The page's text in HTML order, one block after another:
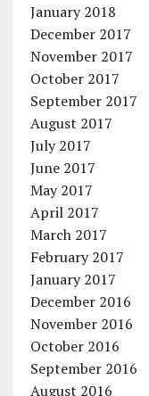
January 2018
December 2017
November 2017
October 2017
September 2017
August 2017
July 2017
June 2017
May 2017
April 2017
March 2017
February 2017
January 2017
December 2016
November 2016
October 2016
September 2016
August 2016